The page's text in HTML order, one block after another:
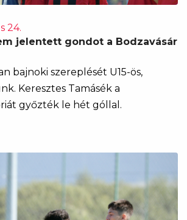
24.
jelentett gondot a Bodzavásár
bajnoki szereplését U15-ös,
Keresztes Tamásék a
győzték le hét góllal.